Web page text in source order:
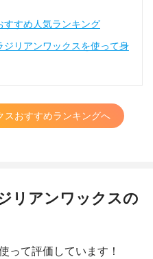
すすめ人気ランキング
ジリアンワックスを使って身
おすすめランキングへ
リアンワックスの
って評価しています！